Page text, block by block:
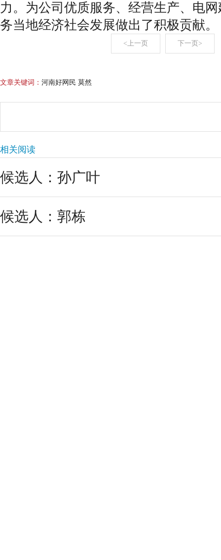
力。为公司优质服务、经营生产、电
务当地经济社会发展做出了积极贡献。
<上一页 下一页>
文章关键词： 河南好网民 莫然
相关阅读
候选人：孙广叶
候选人：郭栋